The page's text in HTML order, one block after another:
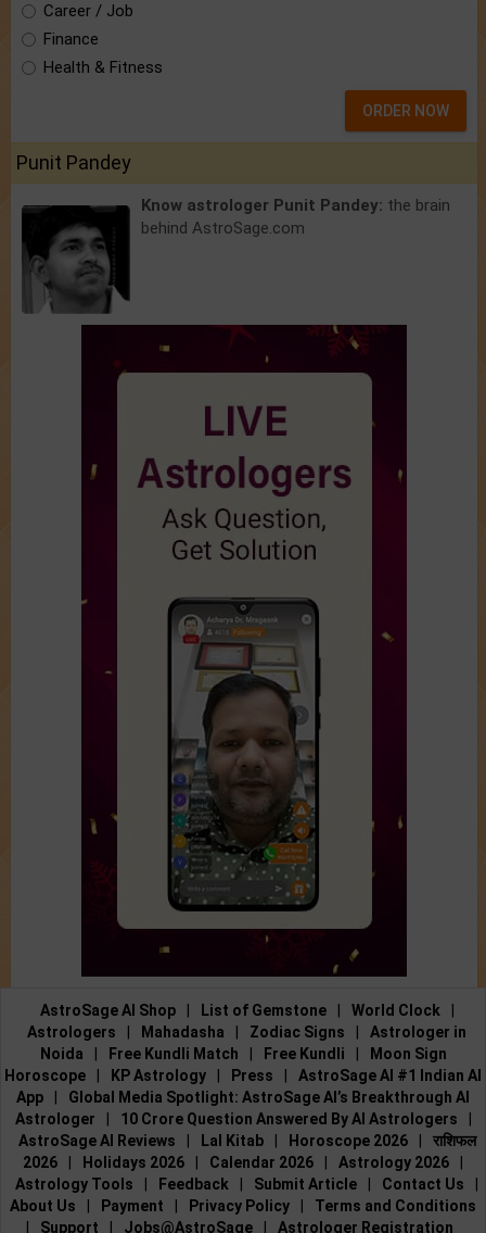
Career / Job
Finance
Health & Fitness
ORDER NOW
Punit Pandey
Know astrologer Punit Pandey: the brain
behind AstroSage.com
AstroSage AI Shop List of Gemstone World Clock
Astrologers
Mahadasha Zodiac Signs
Astrologer in
Noida
Free Kundli Match Free Kundli
Moon Sign
Horoscope
KP Astrology Press
AstroSage AI #1 Indian AI
App
Global Media Spotlight: AstroSage AI’s Breakthrough AI
Astrologer
10 Crore Question Answered By AI Astrologers
AstroSage AI Reviews
Lal Kitab Horoscope 2026
राशिफल
2026
Holidays 2026 Calendar 2026 Astrology 2026
Astrology Tools
Feedback Submit Article Contact Us
About Us
Payment Privacy Policy
Terms and Conditions
Support Jobs@AstroSage Astrologer Registration